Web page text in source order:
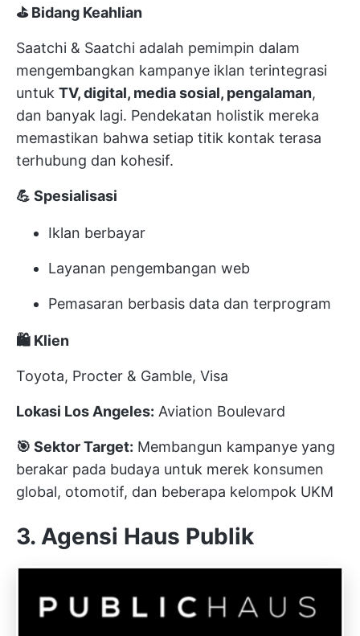
⛳ Bidang Keahlian
Saatchi & Saatchi adalah pemimpin dalam
mengembangkan kampanye iklan terintegrasi
untuk TV, digital, media sosial, pengalaman,
dan banyak lagi. Pendekatan holistik mereka
memastikan bahwa setiap titik kontak terasa
terhubung dan kohesif.
💪 Spesialisasi
Iklan berbayar
Layanan pengembangan web
Pemasaran berbasis data dan terprogram
🛍️ Klien
Toyota, Procter & Gamble, Visa
Lokasi Los Angeles: Aviation Boulevard
🎯 Sektor Target: Membangun kampanye yang
berakar pada budaya untuk merek konsumen
global, otomotif, dan beberapa kelompok UKM
3. Agensi Haus Publik